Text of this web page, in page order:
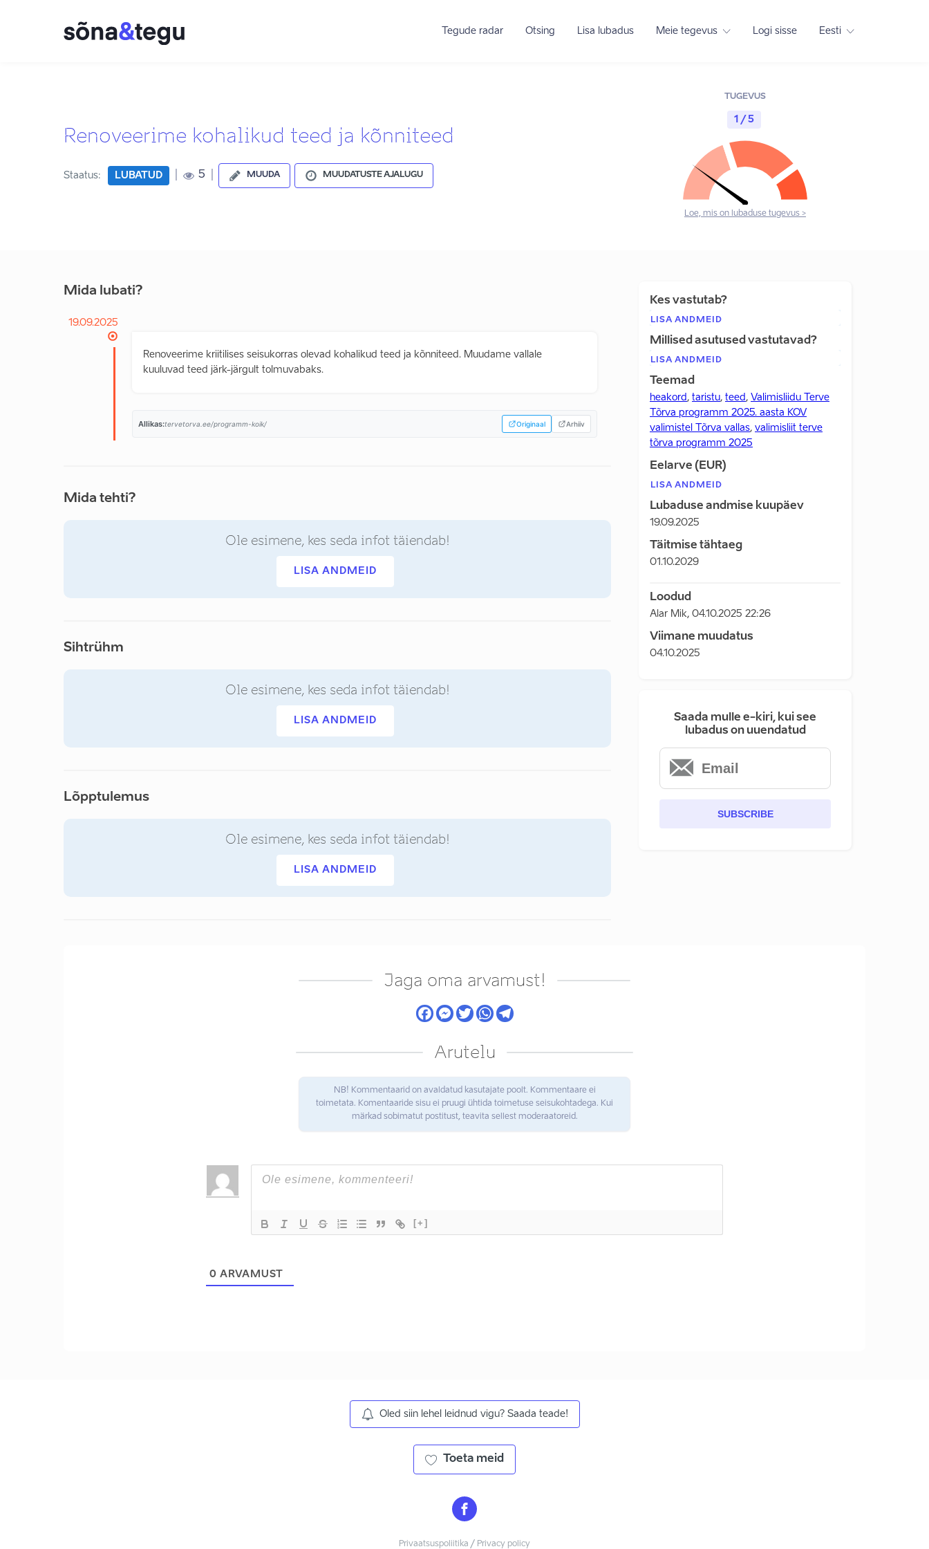
Tegude radar Otsing Lisa lubadus Meie tegevus Logi sisse Eesti
Renoveerime kohalikud teed ja kõnniteed
Staatus: LUBATUD 5 MUUDA MUUDATUSTE AJALUGU
TUGEVUS
1 / 5
Loe, mis on lubaduse tugevus >
Mida lubati?
19.09.2025
Renoveerime kriitilises seisukorras olevad kohalikud teed ja kõnniteed. Muudame vallale
kuuluvad teed järk-järgult tolmuvabaks.
Allikas:tervetorva.ee/programm-koik/ Originaal Arhiiv
Mida tehti?
Ole esimene, kes seda infot täiendab!
LISA ANDMEID
Sihtrühm
Ole esimene, kes seda infot täiendab!
LISA ANDMEID
Lõpptulemus
Ole esimene, kes seda infot täiendab!
LISA ANDMEID
Kes vastutab?
LISA ANDMEID
Millised asutused vastutavad?
LISA ANDMEID
Teemad
heakord , taristu, teed , Valimisliidu Terve
Tõrva programm 2025. aasta KOV
valimistel Tõrva vallas, valimisliit terve
tõrva programm 2025
Eelarve (EUR)
LISA ANDMEID
Lubaduse andmise kuupäev
19.09.2025
Täitmise tähtaeg
01.10.2029
Loodud
Alar Mik, 04.10.2025 22:26
Viimane muudatus
04.10.2025
Saada mulle e-kiri, kui see
lubadus on uuendatud
SUBSCRIBE
Jaga oma arvamust!
Arutelu
NB! Kommentaarid on avaldatud kasutajate poolt. Kommentaare ei
toimetata. Komentaaride sisu ei pruugi ühtida toimetuse seisukohtadega. Kui
märkad sobimatut postitust, teavita sellest moderaatoreid.
[+]
0 ARVAMUST
Oled siin lehel leidnud vigu? Saada teade!
Toeta meid
Privaatsuspoliitika / Privacy policy